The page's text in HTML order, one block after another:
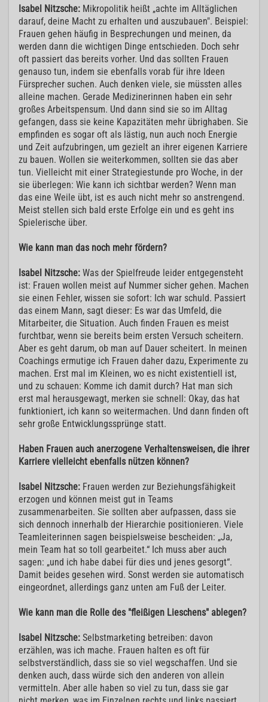
Isabel Nitzsche: Mikropolitik heißt „achte im Alltäglichen
darauf, deine Macht zu erhalten und auszubauen". Beispiel:
Frauen gehen häufig in Besprechungen und meinen, da
werden dann die wichtigen Dinge entschieden. Doch sehr
oft passiert das bereits vorher. Und das sollten Frauen
genauso tun, indem sie ebenfalls vorab für ihre Ideen
Fürsprecher suchen. Auch denken viele, sie müssten alles
alleine machen. Gerade Medizinerinnen haben ein sehr
großes Arbeitspensum. Und dann sind sie so im Alltag
gefangen, dass sie keine Kapazitäten mehr übrighaben. Sie
empfinden es sogar oft als lästig, nun auch noch Energie
und Zeit aufzubringen, um gezielt an ihrer eigenen Karriere
zu bauen. Wollen sie weiterkommen, sollten sie das aber
tun. Vielleicht mit einer Strategiestunde pro Woche, in der
sie überlegen: Wie kann ich sichtbar werden? Wenn man
das eine Weile übt, ist es auch nicht mehr so anstrengend.
Meist stellen sich bald erste Erfolge ein und es geht ins
Spielerische über.
Wie kann man das noch mehr fördern?
Isabel Nitzsche: Was der Spielfreude leider entgegensteht
ist: Frauen wollen meist auf Nummer sicher gehen. Machen
sie einen Fehler, wissen sie sofort: Ich war schuld. Passiert
das einem Mann, sagt dieser: Es war das Umfeld, die
Mitarbeiter, die Situation. Auch finden Frauen es meist
furchtbar, wenn sie bereits beim ersten Versuch scheitern.
Aber es geht darum, ob man auf Dauer scheitert. In meinen
Coachings ermutige ich Frauen daher dazu, Experimente zu
machen. Erst mal im Kleinen, wo es nicht existentiell ist,
und zu schauen: Komme ich damit durch? Hat man sich
erst mal herausgewagt, merken sie schnell: Okay, das hat
funktioniert, ich kann so weitermachen. Und dann finden oft
sehr große Entwicklungssprünge statt.
Haben Frauen auch anerzogene Verhaltensweisen, die ihrer
Karriere vielleicht ebenfalls nützen können?
Isabel Nitzsche: Frauen werden zur Beziehungsfähigkeit
erzogen und können meist gut in Teams
zusammenarbeiten. Sie sollten aber aufpassen, dass sie
sich dennoch innerhalb der Hierarchie positionieren. Viele
Teamleiterinnen sagen beispielsweise bescheiden: „Ja,
mein Team hat so toll gearbeitet.“ Ich muss aber auch
sagen: „und ich habe dabei für dies und jenes gesorgt“.
Damit beides gesehen wird. Sonst werden sie automatisch
eingeordnet, allerdings ganz unten am Fuß der Leiter.
Wie kann man die Rolle des "fleißigen Lieschens" ablegen?
Isabel Nitzsche: Selbstmarketing betreiben: davon
erzählen, was ich mache. Frauen halten es oft für
selbstverständlich, dass sie so viel wegschaffen. Und sie
denken auch, dass würde sich den anderen von allein
vermitteln. Aber alle haben so viel zu tun, dass sie gar